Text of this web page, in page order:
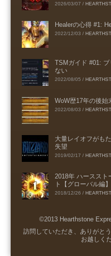
2026/03/07 /
Healerの心得 #1:
2022/12/03 /
TSMガイド #01:
ない
2022/08/05 /
WoW歴17年の後始
2022/08/03 /
大量レイオフがも
失望
2019/02/17 /
2018年 ハーススト
ト【グローバル編】
2018/12/26 /
©2013 Hearthstone
Menu
訪問していただき、ありがと
お越しく